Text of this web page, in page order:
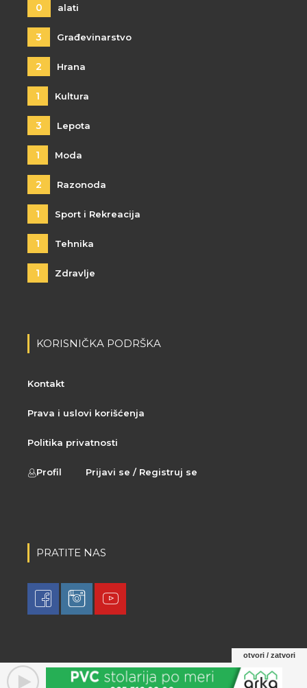
0 alati
3 Građevinarstvo
2 Hrana
1 Kultura
3 Lepota
1 Moda
2 Razonoda
1 Sport i Rekreacija
1 Tehnika
1 Zdravlje
KORISNIČKA PODRŠKA
Kontakt
Prava i uslovi korišćenja
Politika privatnosti
Profil Prijavi se / Registruj se
PRATITE NAS
© 2021 LovaLova. All rights reserved.
otvori / zatvori